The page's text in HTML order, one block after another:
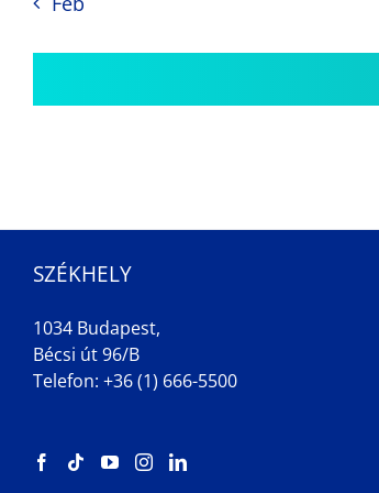
SZÉKHELY
1034 Budapest,
Bécsi út 96/B
Telefon: +36 (1) 666-5500